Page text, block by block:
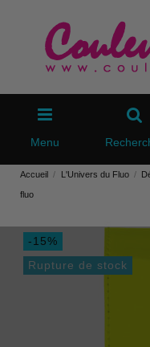
Menu
Accueil L'Univers du Fluo
fluo
-15%
Rupture de stock